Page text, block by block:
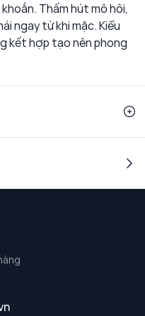
Thấm hút mô hôi,
ngay từ khi mặc. Kiểu
kết hợp tạo nên phong